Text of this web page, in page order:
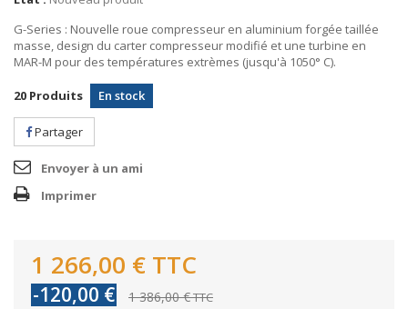
G-Series : Nouvelle roue compresseur en aluminium forgée taillée
masse, design du carter compresseur modifié et une turbine en
MAR-M pour des températures extrèmes (jusqu'à 1050° C).
20 Produits En stock
Partager
Envoyer à un ami
Imprimer
1 266,00 € TTC
-120,00 € 1 386,00 €TTC